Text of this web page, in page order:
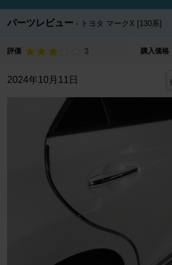
パーツレビュー トヨタ マークX [130系]
評価 3 購入価格
2024年10月11日